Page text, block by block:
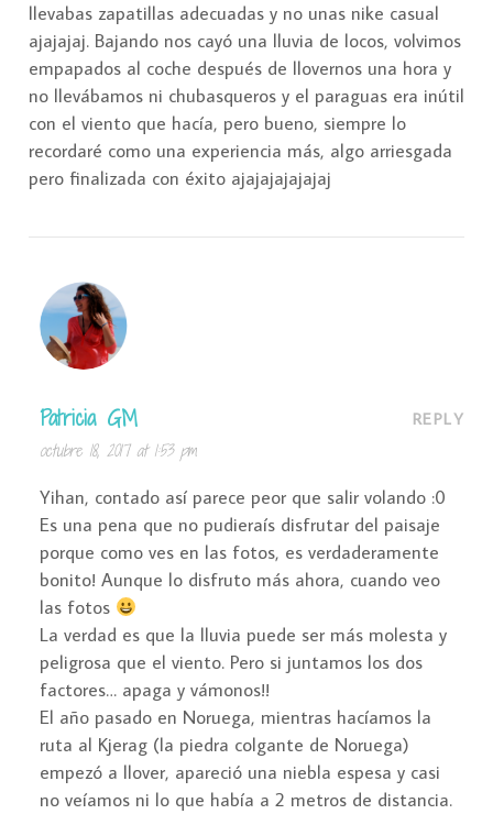
llevabas zapatillas adecuadas y no unas nike casual
ajajajaj. Bajando nos cayó una lluvia de locos, volvimos
empapados al coche después de llovernos una hora y
no llevábamos ni chubasqueros y el paraguas era inútil
con el viento que hacía, pero bueno, siempre lo
recordaré como una experiencia más, algo arriesgada
pero finalizada con éxito ajajajajajajaj
Patricia GM
octubre 18, 2017 at 1:53 pm
REPLY
Yihan, contado así parece peor que salir volando :0
Es una pena que no pudieraís disfrutar del paisaje
porque como ves en las fotos, es verdaderamente
bonito! Aunque lo disfruto más ahora, cuando veo
las fotos
La verdad es que la lluvia puede ser más molesta y
peligrosa que el viento. Pero si juntamos los dos
factores… apaga y vámonos!!
El año pasado en Noruega, mientras hacíamos la
ruta al Kjerag (la piedra colgante de Noruega)
empezó a llover, apareció una niebla espesa y casi
no veíamos ni lo que había a 2 metros de distancia.